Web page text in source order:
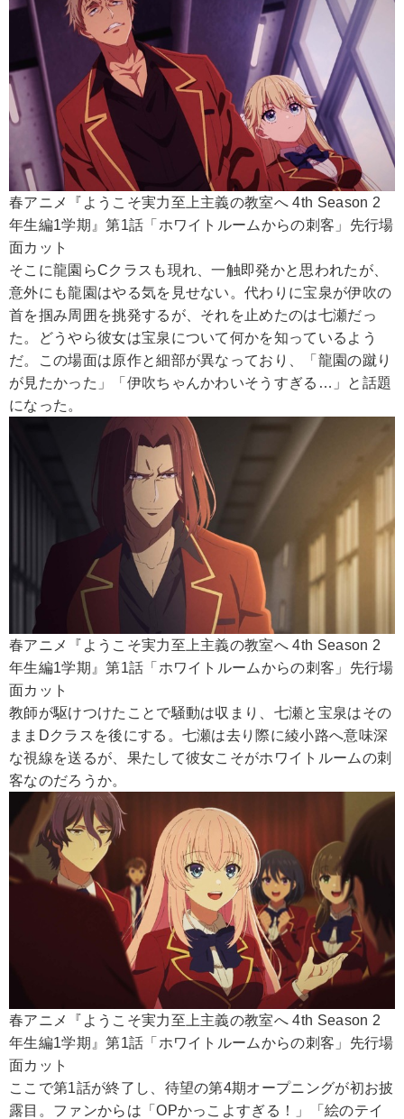
春アニメ『ようこそ実力至上主義の教室へ 4th Season 2
年生編1学期』第1話「ホワイトルームからの刺客」先行場
面カット
そこに龍園らCクラスも現れ、一触即発かと思われたが、
意外にも龍園はやる気を見せない。代わりに宝泉が伊吹の
首を掴み周囲を挑発するが、それを止めたのは七瀬だっ
た。どうやら彼女は宝泉について何かを知っているよう
だ。この場面は原作と細部が異なっており、「龍園の蹴り
が見たかった」「伊吹ちゃんかわいそうすぎる…」と話題
になった。
春アニメ『ようこそ実力至上主義の教室へ 4th Season 2
年生編1学期』第1話「ホワイトルームからの刺客」先行場
面カット
教師が駆けつけたことで騒動は収まり、七瀬と宝泉はその
ままDクラスを後にする。七瀬は去り際に綾小路へ意味深
な視線を送るが、果たして彼女こそがホワイトルームの刺
客なのだろうか。
春アニメ『ようこそ実力至上主義の教室へ 4th Season 2
年生編1学期』第1話「ホワイトルームからの刺客」先行場
面カット
ここで第1話が終了し、待望の第4期オープニングが初お披
露目。ファンからは「OPかっこよすぎる！」「絵のテイ